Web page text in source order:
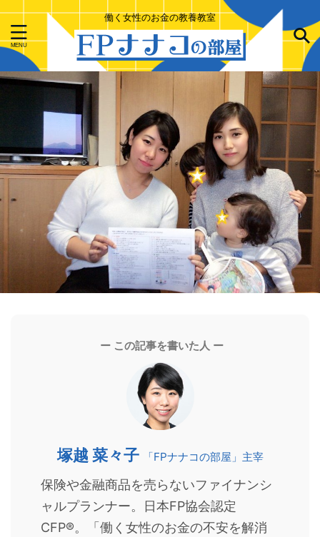
働く女性のお金の教養教室
ー この記事を書いた人 ー
塚越 菜々子 「FPナナコの部屋」主宰
保険や金融商品を売らないファイナンシ
ャルプランナー。日本FP協会認定
CFP®。「働く女性のお金の不安を解消